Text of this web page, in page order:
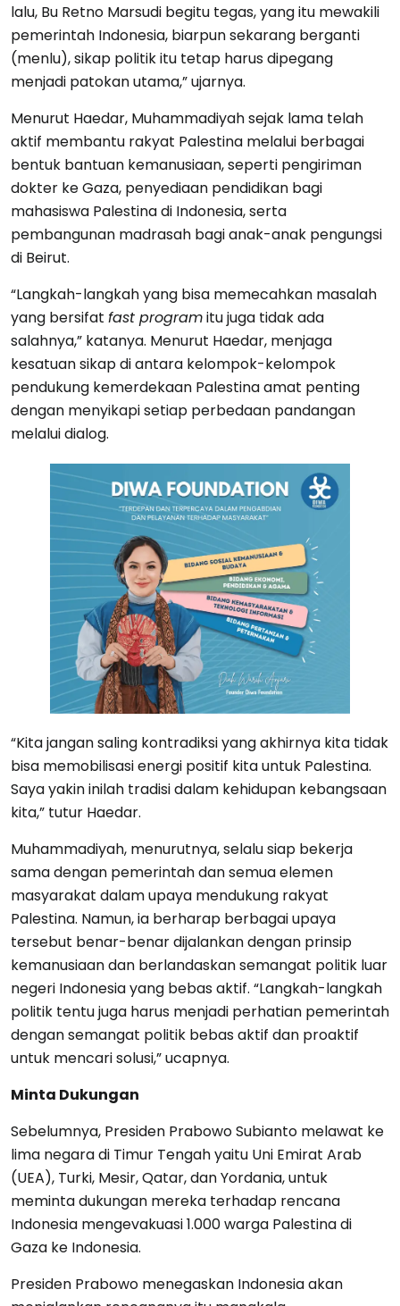
lalu, Bu Retno Marsudi begitu tegas, yang itu mewakili
pemerintah Indonesia, biarpun sekarang berganti
(menlu), sikap politik itu tetap harus dipegang
menjadi patokan utama,” ujarnya.
Menurut Haedar, Muhammadiyah sejak lama telah
aktif membantu rakyat Palestina melalui berbagai
bentuk bantuan kemanusiaan, seperti pengiriman
dokter ke Gaza, penyediaan pendidikan bagi
mahasiswa Palestina di Indonesia, serta
pembangunan madrasah bagi anak-anak pengungsi
di Beirut.
“Langkah-langkah yang bisa memecahkan masalah
yang bersifat fast programitu juga tidak ada
salahnya,” katanya. Menurut Haedar, menjaga
kesatuan sikap di antara kelompok-kelompok
pendukung kemerdekaan Palestina amat penting
dengan menyikapi setiap perbedaan pandangan
melalui dialog.
“Kita jangan saling kontradiksi yang akhirnya kita tidak
bisa memobilisasi energi positif kita untuk Palestina.
Saya yakin inilah tradisi dalam kehidupan kebangsaan
kita,” tutur Haedar.
Muhammadiyah, menurutnya, selalu siap bekerja
sama dengan pemerintah dan semua elemen
masyarakat dalam upaya mendukung rakyat
Palestina. Namun, ia berharap berbagai upaya
tersebut benar-benar dijalankan dengan prinsip
kemanusiaan dan berlandaskan semangat politik luar
negeri Indonesia yang bebas aktif. “Langkah-langkah
politik tentu juga harus menjadi perhatian pemerintah
dengan semangat politik bebas aktif dan proaktif
untuk mencari solusi,” ucapnya.
Minta Dukungan
Sebelumnya, Presiden Prabowo Subianto melawat ke
lima negara di Timur Tengah yaitu Uni Emirat Arab
(UEA), Turki, Mesir, Qatar, dan Yordania, untuk
meminta dukungan mereka terhadap rencana
Indonesia mengevakuasi 1.000 warga Palestina di
Gaza ke Indonesia.
Presiden Prabowo menegaskan Indonesia akan